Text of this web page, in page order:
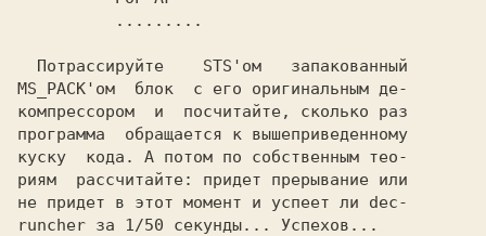
  Потрассируйте
STS'ом
MS_PACK'oм
блок  с его оригинальным де-
компрессором  и  посчитайте, сколько раз
программа  обращается к вышеприведенному
куску  кода. А потом по собственным тео-
риям  рассчитайте: придет прерывание или
не придет в этот момент и успеет ли dec-
runcher за 1/50 секунды... Успехов...